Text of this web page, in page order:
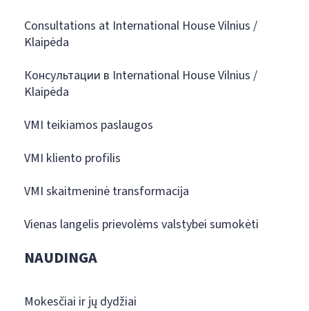
Consultations at International House Vilnius /
Klaipėda
Консультации в International House Vilnius /
Klaipėda
VMI teikiamos paslaugos
VMI kliento profilis
VMI skaitmeninė transformacija
Vienas langelis prievolėms valstybei sumokėti
NAUDINGA
Mokesčiai ir jų dydžiai